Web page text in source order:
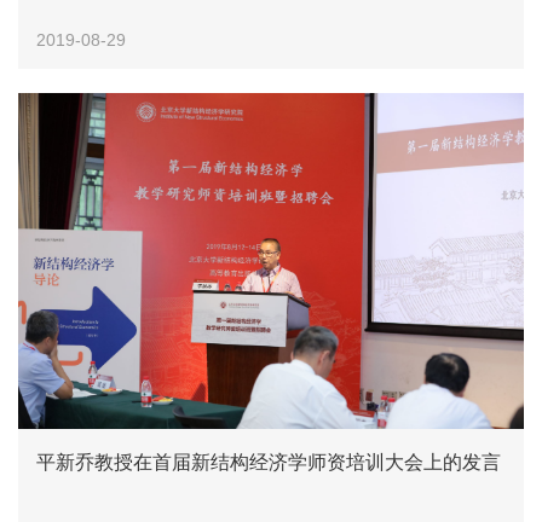
2019-08-29
平新乔教授在首届新结构经济学师资培训大会上的发言